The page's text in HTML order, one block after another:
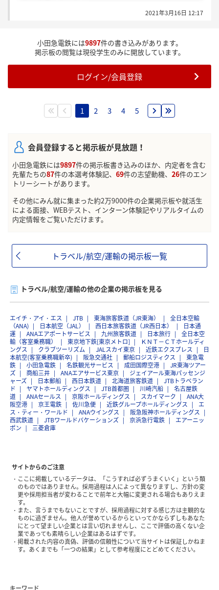
2021年3月16日 12:17
小田急電鉄には9897件の書き込みがあります。
掲示板の閲覧は現役学生のみに開放しています。
ログイン/会員登録
1 2 3 4 5
会員登録すると掲示板が見放題！
小田急電鉄には9897件の掲示板書き込みのほか、内定者を含む
先輩たちの87件の本選考体験記、 69件の志望動機、 26件のエン
トリーシートがあります。
その他にみん就に集まった約2万9000件の企業掲示板や就活生
による面接、WEBテスト、インターン体験記やリアルタイムの
内定情報をご覧いただけます。
トラベル/航空/運輸の掲示板一覧
トラベル/航空/運輸の他の企業の掲示板を見る
エイチ・アイ・エス JTB 東海旅客鉄道（JR東海）
全日本空輸
（ANA)
日本航空（JAL） 西日本旅客鉄道（JR西日本）
日本通
運
ANAエアポートサービス 九州旅客鉄道 日本旅行
全日本空
輸（客室乗務職）
東京地下鉄[東京メトロ]
ＫＮＴ－ＣＴホールディ
ングス
クラブツーリズム JALスカイ東京 近鉄エクスプレス
日
本航空(客室乗務職新卒)
阪急交通社 郵船ロジスティクス
東急電
鉄
小田急電鉄 名鉄観光サービス 成田国際空港
JR東海ツアー
ズ
商船三井 ANAエアサービス東京
ジェイアール東海パッセンジ
ャーズ
日本郵船 西日本鉄道 北海道旅客鉄道
JTBトラベラン
ド
ヤマトホールディングス JTB首都圏 川崎汽船
名古屋鉄
道
ANAセールス 京阪ホールディングス スカイマーク
ANA大
阪空港
京王電鉄 佐川急便 近鉄グループホールディングス
エ
ス・ティー・ワールド
ANAウイングス
阪急阪神ホールディングス
西武鉄道
JTBワールドバケーションズ 京浜急行電鉄
エアーニッ
ポン
三菱倉庫
サイトからのご注意
ここに掲載しているデータは、「こうすれば必ずうまくいく」という類
のものではありません。採用過程は人によって異なりますし、方針の変
更や採用担当者が変わることで前年と大幅に変更される場合もありえま
す。
また、言うまでもないことですが、採用過程に対する感じ方は主観的な
ものに過ぎません。他人が誉めているからといってかならずしもあなた
にとって望ましい企業とは言い切れませんし、ここで評価の高くない企
業であっても素晴らしい企業はあるはずです。
掲載された内容の真偽、評価の信頼性について当サイトは保証しかねま
す。あくまでも「一つの結果」として参考程度にとどめてください。
キーワード